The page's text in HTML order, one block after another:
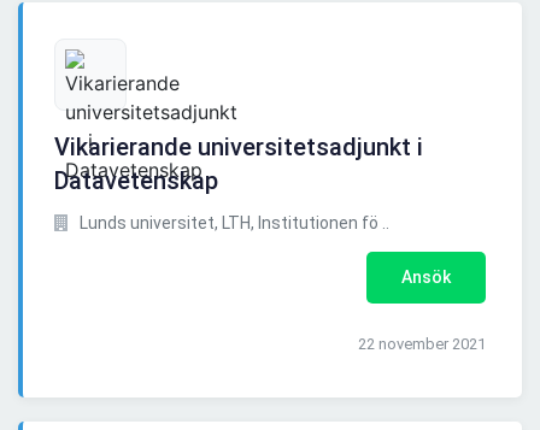
Vikarierande universitetsadjunkt i
Datavetenskap
Lunds universitet, LTH, Institutionen fö ..
Ansök
22 november 2021